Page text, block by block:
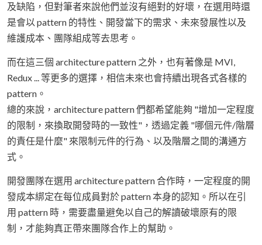
及缺陷，但對筆者來說他們並沒有絕對的好壞，在選用時還
是會以 pattern 的特性、開發當下的需求、未來發展性以及
維護成本、團隊組成等去思考。
而在這三個 architecture pattern 之外，也有著像是 MVI,
Redux ... 等更多的選擇，相信未來也會持續出現各式各樣的
pattern。
總的來說，architecture pattern 們都希望能夠 "增加一定程度
的限制，來換取開發時的一致性"，透過定義 "哪個元件/階層
的責任是什麼" 來限制元件的行為、以及階層之間的溝通方
式。
開發團隊在選用 architecture pattern 合作時，一定程度的開
發成本綁定在每位成員對於 pattern 本身的認知。所以在引
用 pattern 時，需要盡量避免以自己的解讀破壞原有的限
制，才能夠真正帶來團隊合作上的幫助。